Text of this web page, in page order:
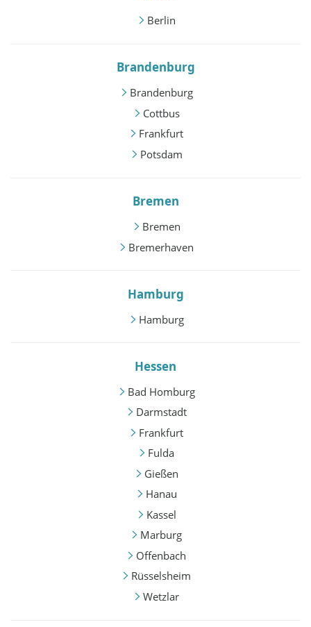
Berlin
Brandenburg
Brandenburg
Cottbus
Frankfurt
Potsdam
Bremen
Bremen
Bremerhaven
Hamburg
Hamburg
Hessen
Bad Homburg
Darmstadt
Frankfurt
Fulda
Gießen
Hanau
Kassel
Marburg
Offenbach
Rüsselsheim
Wetzlar